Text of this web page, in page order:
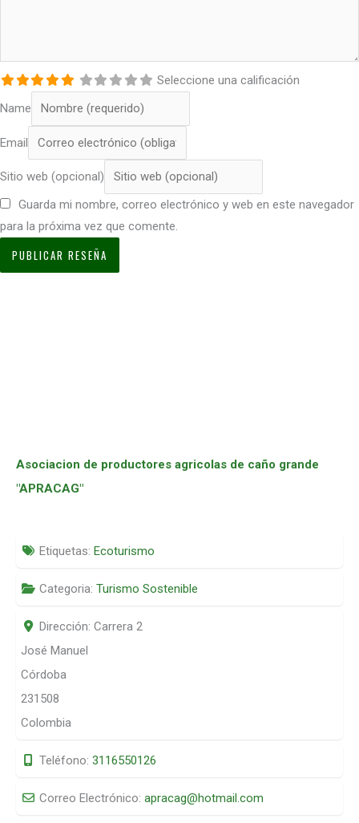
Seleccione una calificación
Name
Email
Sitio web (opcional)
Guarda mi nombre, correo electrónico y web en este navegador
para la próxima vez que comente.
Asociacion de productores agricolas de caño grande
"APRACAG"
Etiquetas: Ecoturismo
Categoria: Turismo Sostenible
Dirección: Carrera 2
José Manuel
Córdoba
231508
Colombia
Teléfono: 3116550126
Correo Electrónico: apracag@hotmail.com